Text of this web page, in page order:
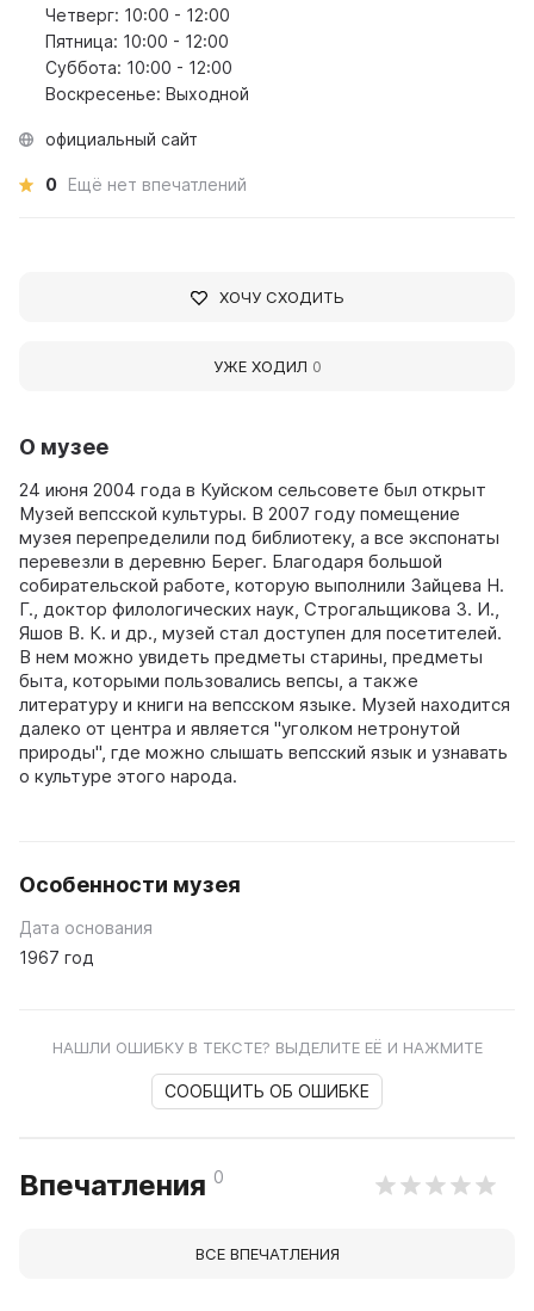
О музее
24 июня 2004 года в Куйском сельсовете был открыт
Музей вепсской культуры. В 2007 году помещение
музея перепределили под библиотеку, а все экспонаты
перевезли в деревню Берег. Благодаря большой
собирательской работе, которую выполнили Зайцева Н.
Г., доктор филологических наук, Строгальщикова З. И.,
Яшов В. К. и др., музей стал доступен для посетителей.
В нем можно увидеть предметы старины, предметы
быта, которыми пользовались вепсы, а также
литературу и книги на вепсском языке. Музей находится
далеко от центра и является "уголком нетронутой
природы", где можно слышать вепсский язык и узнавать
о культуре этого народа.
Особенности музея
Дата основания
1967 год
НАШЛИ ОШИБКУ В ТЕКСТЕ? ВЫДЕЛИТЕ ЕЁ И НАЖМИТЕ
СООБЩИТЬ ОБ ОШИБКЕ
Впечатления 0
ВСЕ ВПЕЧАТЛЕНИЯ
Четверг: 10:00 - 12:00
Пятница: 10:00 - 12:00
Суббота: 10:00 - 12:00
Воскресенье: Выходной
официальный сайт
0 Ещё нет впечатлений
ХОЧУ СХОДИТЬ
УЖЕ ХОДИЛ 0